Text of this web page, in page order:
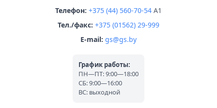
Телефон: +375 (44) 560-70-54 A1
Тел./факс: +375 (01562) 29-999
E-mail: gs@gs.by
График работы:
ПН—ПТ: 9:00—18:00
СБ: 9:00—16:00
ВС: выходной